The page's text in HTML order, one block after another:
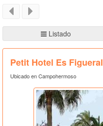
Listado
Petit Hotel Es Figueral
Ubicado en Campohermoso